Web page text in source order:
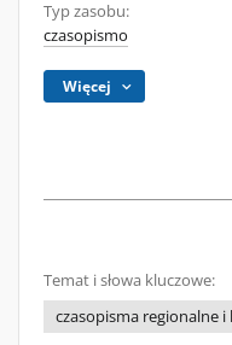
Typ zasobu:
czasopismo
Więcej
Temat i słowa kluczowe:
czasopisma regionalne i